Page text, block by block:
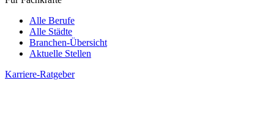
Alle Berufe
Alle Städte
Branchen-Übersicht
Aktuelle Stellen
Karriere-Ratgeber